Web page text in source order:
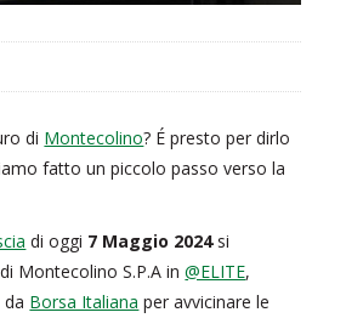
di Montecolino? É presto per dirlo
fatto un piccolo passo verso la
di oggi 7 Maggio 2024si
Montecolino S.P.A in@ELITE,
da Borsa Italiana per avvicinare le